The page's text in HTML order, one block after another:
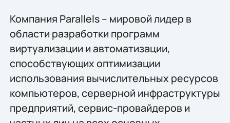
Компания Parallels – мировой лидер в
области разработки программ
виртуализации и автоматизации,
способствующих оптимизации
использования вычислительных ресурсов
компьютеров, серверной инфраструктуры
предприятий, сервис-провайдеров и